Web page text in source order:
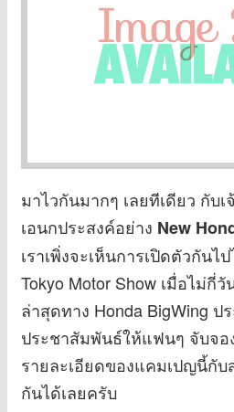
มาไวกันมากๆ เลยทีเดียว กับ
เอนกประสงค์อย่าง New
เราเพิ่งจะเห็นการเปิดตัวกันไ
Tokyo Motor Show เมื่อไม่กี่
ล่าสุดทาง Honda BigWing ป
ประชาสัมพันธ์ให้แฟนๆ จับจอ
รายละเอียดของแคมเปญนี้กับ
กันได้เลยครับ